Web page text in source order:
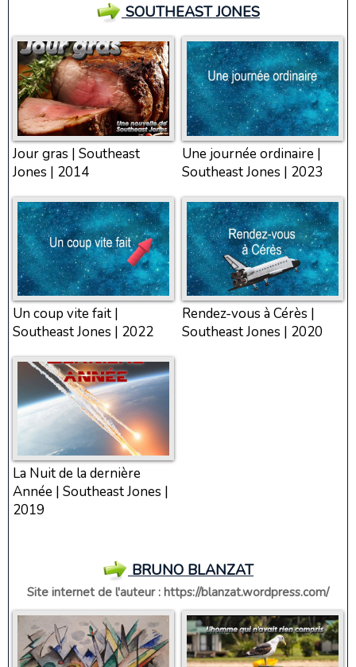
SOUTHEAST JONES
Jour gras | Southeast
Jones | 2014
Une journée ordinaire |
Southeast Jones | 2023
Un coup vite fait |
Southeast Jones | 2022
Rendez-vous à Cérès |
Southeast Jones | 2020
La Nuit de la dernière
Année | Southeast Jones |
2019
BRUNO BLANZAT
Site internet de l'auteur : https://blanzat.wordpress.com/